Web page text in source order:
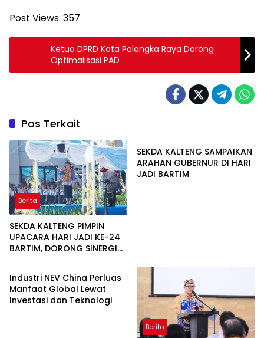
Post Views: 357
Ketua DPRD Kota Palangka Raya Dorong
Optimalisasi PAD
Pos Terkait
Berita
SEKDA KALTENG PIMPIN
UPACARA HARI JADI KE-24
BARTIM, DORONG SINERGI
SEKDA KALTENG SAMPAIKAN
ARAHAN GUBERNUR DI HARI
JADI BARTIM
Berita
Industri NEV China Perluas
Manfaat Global Lewat
Investasi dan Teknologi
Berita